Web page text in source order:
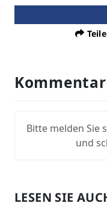
Bitte melden Sie
und
LESEN SIE